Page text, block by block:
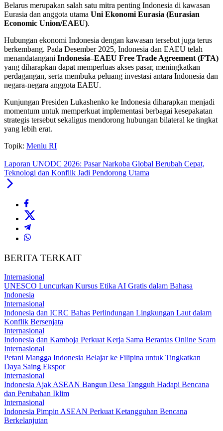
Belarus merupakan salah satu mitra penting Indonesia di kawasan
Eurasia dan anggota utama Uni Ekonomi Eurasia (Eurasian
Economic Union/EAEU).
Hubungan ekonomi Indonesia dengan kawasan tersebut juga terus
berkembang. Pada Desember 2025, Indonesia dan EAEU telah
menandatangani Indonesia–EAEU Free Trade Agreement (FTA)
yang diharapkan dapat memperluas akses pasar, meningkatkan
perdagangan, serta membuka peluang investasi antara Indonesia dan
negara-negara anggota EAEU.
Kunjungan Presiden Lukashenko ke Indonesia diharapkan menjadi
momentum untuk memperkuat implementasi berbagai kesepakatan
strategis tersebut sekaligus mendorong hubungan bilateral ke tingkat
yang lebih erat.
Topik: Menlu RI
Laporan UNODC 2026: Pasar Narkoba Global Berubah Cepat,
Teknologi dan Konflik Jadi Pendorong Utama
BERITA TERKAIT
Internasional
UNESCO Luncurkan Kursus Etika AI Gratis dalam Bahasa
Indonesia
Internasional
Indonesia dan ICRC Bahas Perlindungan Lingkungan Laut dalam
Konflik Bersenjata
Internasional
Indonesia dan Kamboja Perkuat Kerja Sama Berantas Online Scam
Internasional
Petani Mangga Indonesia Belajar ke Filipina untuk Tingkatkan
Daya Saing Ekspor
Internasional
Indonesia Ajak ASEAN Bangun Desa Tangguh Hadapi Bencana
dan Perubahan Iklim
Internasional
Indonesia Pimpin ASEAN Perkuat Ketangguhan Bencana
Berkelanjutan